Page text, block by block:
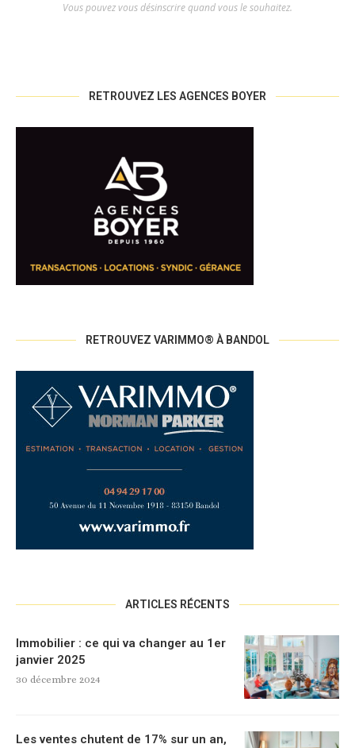
Vous pouvez vous désinscrire quand vous le souhaitez.
RETROUVEZ LES AGENCES BOYER
RETROUVEZ VARIMMO® À BANDOL
ARTICLES RÉCENTS
Immobilier : ce qui va changer au 1er
janvier 2025
30 décembre 2024
Les ventes chutent de 17% sur un an,